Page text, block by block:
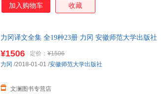
加入购物车 收藏
力冈译文全集 全19种23册 力冈 安徽师范大学出版社
¥1506 定价： ¥1506
文澜图书专营店
力冈 /2018-01-01 /安徽师范大学出版社